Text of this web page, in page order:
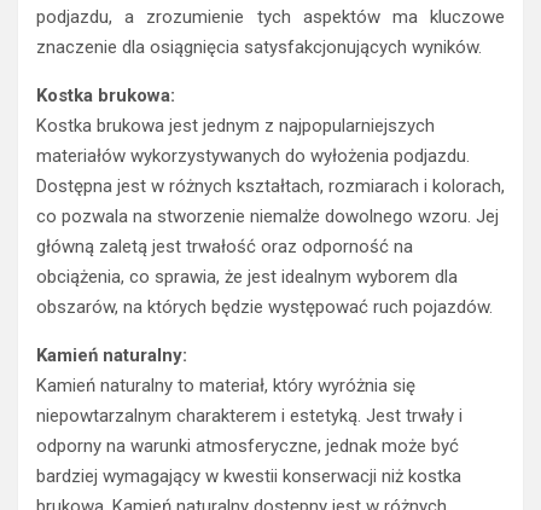
podjazdu, a zrozumienie tych aspektów ma kluczowe
znaczenie dla osiągnięcia satysfakcjonujących wyników.
Kostka brukowa:
Kostka brukowa jest jednym z najpopularniejszych
materiałów wykorzystywanych do wyłożenia podjazdu.
Dostępna jest w różnych kształtach, rozmiarach i kolorach,
co pozwala na stworzenie niemalże dowolnego wzoru. Jej
główną zaletą jest trwałość oraz odporność na
obciążenia, co sprawia, że jest idealnym wyborem dla
obszarów, na których będzie występować ruch pojazdów.
Kamień naturalny:
Kamień naturalny to materiał, który wyróżnia się
niepowtarzalnym charakterem i estetyką. Jest trwały i
odporny na warunki atmosferyczne, jednak może być
bardziej wymagający w kwestii konserwacji niż kostka